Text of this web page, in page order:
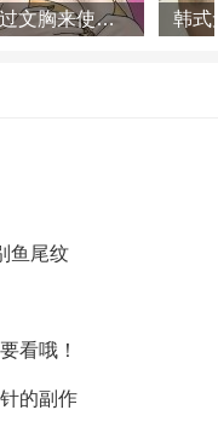
怎样通过文胸来使你的胸部更加有魅力
鱼尾纹
看哦！
的副作